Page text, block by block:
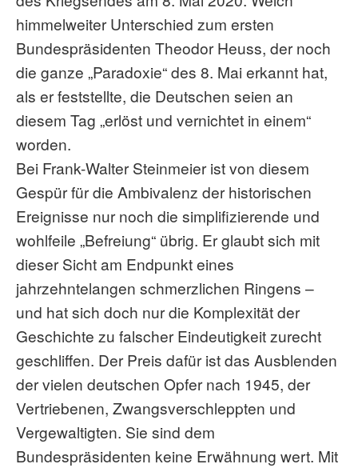
himmelweiter Unterschied zum ersten
Bundespräsidenten Theodor Heuss, der noch
die ganze „Paradoxie“ des 8. Mai erkannt hat,
als er feststellte, die Deutschen seien an
diesem Tag „erlöst und vernichtet in einem“
worden.
Bei Frank-Walter Steinmeier ist von diesem
Gespür für die Ambivalenz der historischen
Ereignisse nur noch die simplifizierende und
wohlfeile „Befreiung“ übrig. Er glaubt sich mit
dieser Sicht am Endpunkt eines
jahrzehntelangen schmerzlichen Ringens –
und hat sich doch nur die Komplexität der
Geschichte zu falscher Eindeutigkeit zurecht
geschliffen. Der Preis dafür ist das Ausblenden
der vielen deutschen Opfer nach 1945, der
Vertriebenen, Zwangsverschleppten und
Vergewaltigten. Sie sind dem
Bundespräsidenten keine Erwähnung wert. Mit